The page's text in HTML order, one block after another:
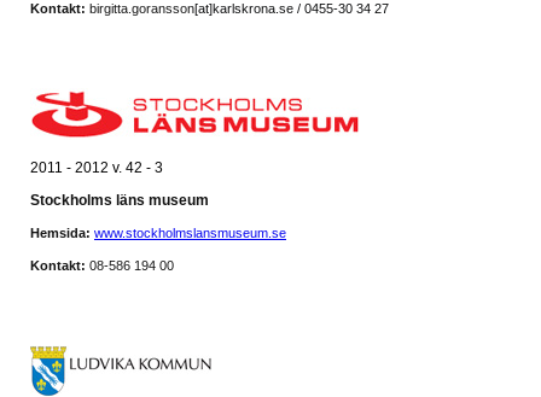
Kontakt: birgitta.goransson[at]karlskrona.se / 0455-30 34 27
2011 - 2012 v. 42 - 3
Stockholms läns museum
Hemsida: www.stockholmslansmuseum.se
Kontakt: 08-586 194 00